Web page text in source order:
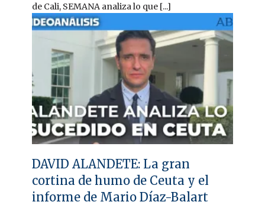
de Cali, SEMANA analiza lo que [...]
DAVID ALANDETE: La gran
cortina de humo de Ceuta y el
informe de Mario Díaz-Balart